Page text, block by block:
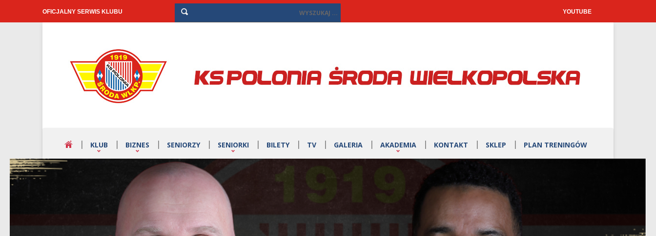
OFICJALNY SERWIS KLUBU YOUTUBE
KLUB BIZNES SENIORZY SENIORKI BILETY TV GALERIA AKADEMIA KONTAKT SKLEP PLAN TRENINGÓW